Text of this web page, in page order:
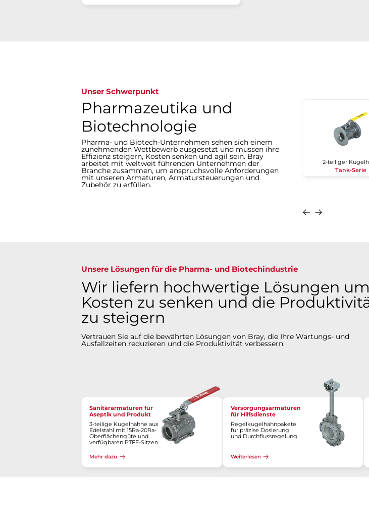
Unser Schwerpunkt
Pharmazeutika und
Biotechnologie
Pharma- und Biotech-Unternehmen sehen sich einem
zunehmenden Wettbewerb ausgesetzt und müssen ihre
Effizienz steigern, Kosten senken und agil sein. Bray
arbeitet mit weltweit führenden Unternehmen der
Branche zusammen, um anspruchsvolle Anforderungen
mit unseren Armaturen, Armatursteuerungen und
Zubehör zu erfüllen.
2-teiliger
Tank-Serie
Unsere Lösungen für die Pharma- und Biotechindustrie
Wir liefern hochwertige Lösungen um
Kosten zu senken und die
zu steigern
Vertrauen Sie auf die bewährten Lösungen von Bray, die Ihre Wartungs- und
Ausfallzeiten reduzieren und die Produktivität verbessern.
Sanitärarmaturen für
Aseptik und Produkt
3-teilige Kugelhähne aus
Edelstahl mit 15Ra-20Ra-
Oberflächengüte und
verfügbaren PTFE-Sitzen.
Mehr dazu
Versorgungsarmaturen
für Hilfsdienste
Regelkugelhahnpakete
für präzise Dosierung
und Durchflussregelung.
Weiterlesen